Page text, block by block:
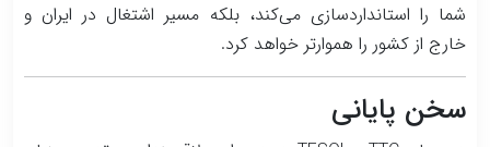
شما را استانداردسازی می‌کند، بلکه مسیر اشتغال در ایران و
خارج از کشور را هموارتر خواهد کرد.
سخن پایانی